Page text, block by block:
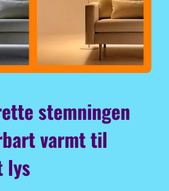
stemningen
varmt til
lys